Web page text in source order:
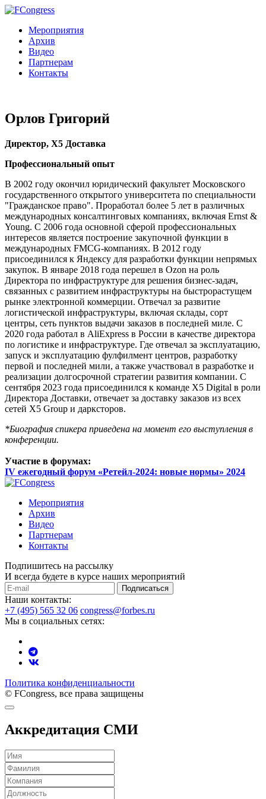
Мероприятия
Архив
Видео
Партнерам
Контакты
Орлов Григорий
Директор, X5 Доставка
Профессиональный опыт
В 2002 году окончил юридический факультет Московского
государственного открытого университета по специальности
"Гражданское право". Проработал более 5 лет в различных
международных консалтинговых компаниях, включая Ernst &
Young. С 2006 года основной сферой профессиональных
интересов является построение закупочной функции в
международных FMCG-компаниях. В 2012 году
присоединился к Яндексу для разработки функции непрямых
закупок. В январе 2018 года перешел в Ozon на роль
Директора по инфраструктуре для решения бизнес-задач,
связанных с развитием инфраструктуры на быстрорастущем
рынке электронной коммерции. Отвечал за развитие
логистической инфраструктуры, включая склады, сорт
центры, сеть пунктов выдачи заказов в последней миле. С
2020 года работал в AliExpress в России в качестве директора
по логистике и инфраструктуре. Где отвечал за эксплуатацию,
запуск и эксплуатацию фулфилмент центров, разработку
первой и последней мили, а также участвовал в разработке и
реализации долгосрочной стратегии развития компании. С
сентября 2023 года присоединился к команде X5 Digital в роли
Директора Доставки, отвечает за доставку заказов из всех
сетей Х5 Group и дарксторов.
*Биография спикера приведена на момент его выступления в
конференции.
Участие в форумах:
IV ежегодный форум «Ретейл-2024: новые нормы» 2024
Мероприятия
Архив
Видео
Партнерам
Контакты
Подпишитесь на рассылку
И всегда будете в курсе наших мероприятий
Подписаться
Наши контакты:
+7 (495) 565 32 06 congress@forbes.ru
Мы в социальных сетях:
Политика конфиденциальности
© FCongress, все права защищены
Аккредитация СМИ